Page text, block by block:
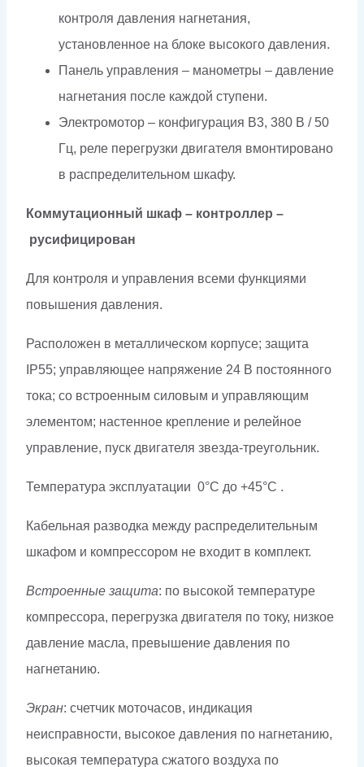
контроля давления нагнетания,
установленное на блоке высокого давления.
Панель управления – манометры – давление
нагнетания после каждой ступени.
Электромотор – конфигурация B3, 380 В / 50
Гц, реле перегрузки двигателя вмонтировано
в распределительном шкафу.
Коммутационный шкаф – контроллер –
русифицирован
Для контроля и управления всеми функциями
повышения давления.
Расположен в металлическом корпусе; защита
IP55; управляющее напряжение 24 В постоянного
тока; со встроенным силовым и управляющим
элементом; настенное крепление и релейное
управление, пуск двигателя звезда-треугольник.
Температура эксплуатации 0°C до +45°C .
Кабельная разводка между распределительным
шкафом и компрессором не входит в комплект.
Встроенные защита: по высокой температуре
компрессора, перегрузка двигателя по току, низкое
давление масла, превышение давления по
нагнетанию.
Экран: счетчик моточасов, индикация
неисправности, высокое давления по нагнетанию,
высокая температура сжатого воздуха по